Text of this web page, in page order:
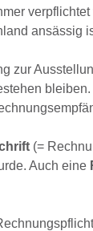
ansässig
zur
(=
Auch eine